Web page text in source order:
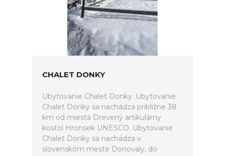
CHALET DONKY
Ubytovanie Chalet Donky. Ubytovanie
Chalet Donky sa nachádza približne 38
km od miesta Drevený artikulárny
kostol Hronsek UNESCO. Ubytovanie
Chalet Donky sa nachádza v
slovenskom meste Donovaly, do